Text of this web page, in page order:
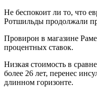
Не беспокоит ли то, что
Ротшильды продолжали
Провирон в магазине
процентных ставок.
Низкая стоимость в
более 26 лет, перенес
длинном горизонте.